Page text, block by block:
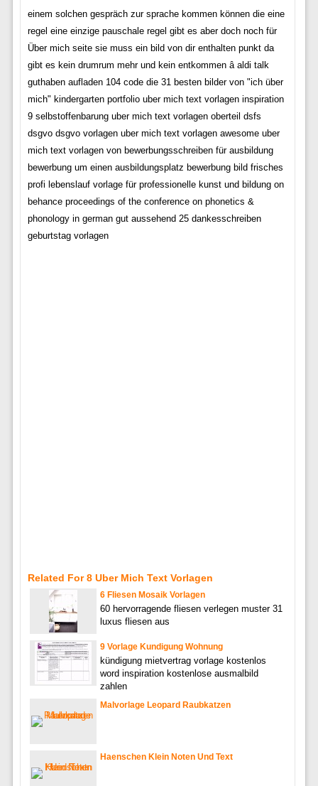
einem solchen gespräch zur sprache kommen können die eine
regel eine einzige pauschale regel gibt es aber doch noch für
Über mich seite sie muss ein bild von dir enthalten punkt da
gibt es kein drumrum mehr und kein entkommen â aldi talk
guthaben aufladen 104 code die 31 besten bilder von "ich über
mich" kindergarten portfolio uber mich text vorlagen inspiration
9 selbstoffenbarung uber mich text vorlagen oberteil dsfs
dsgvo dsgvo vorlagen uber mich text vorlagen awesome uber
mich text vorlagen von bewerbungsschreiben für ausbildung
bewerbung um einen ausbildungsplatz bewerbung bild frisches
profi lebenslauf vorlage für professionelle kunst und bildung on
behance proceedings of the conference on phonetics &
phonology in german gut aussehend 25 dankesschreiben
geburtstag vorlagen
Related For 8 Uber Mich Text Vorlagen
6 Fliesen Mosaik Vorlagen
60 hervorragende fliesen verlegen muster 31
luxus fliesen aus
9 Vorlage Kundigung Wohnung
kündigung mietvertrag vorlage kostenlos
word inspiration kostenlose ausmalbild
zahlen
Malvorlage Leopard Raubkatzen
Haenschen Klein Noten Und Text